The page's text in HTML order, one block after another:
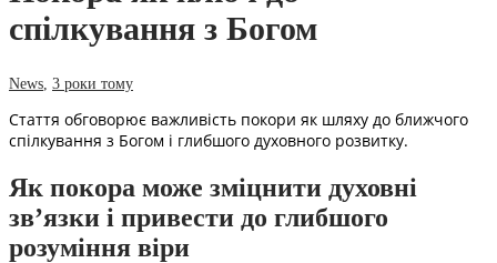
спілкування з Богом
News 3 роки тому
Стаття обговорює важливість покори як шляху до ближчого
спілкування з Богом і глибшого духовного розвитку.
Як покора може зміцнити духовні
зв’язки і привести до глибшого
розуміння віри